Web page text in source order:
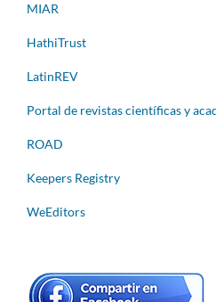
MIAR
HathiTrust
LatinREV
Portal de revistas científicas y
ROAD
Keepers Registry
WeEditors